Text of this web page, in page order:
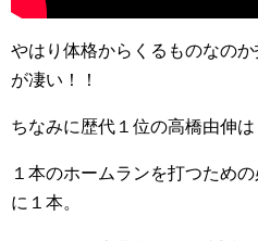
やはり体格からくるものなの
が凄い！！
ちなみに歴代１位の高橋由伸は
１本のホームランを打つため
に１本。